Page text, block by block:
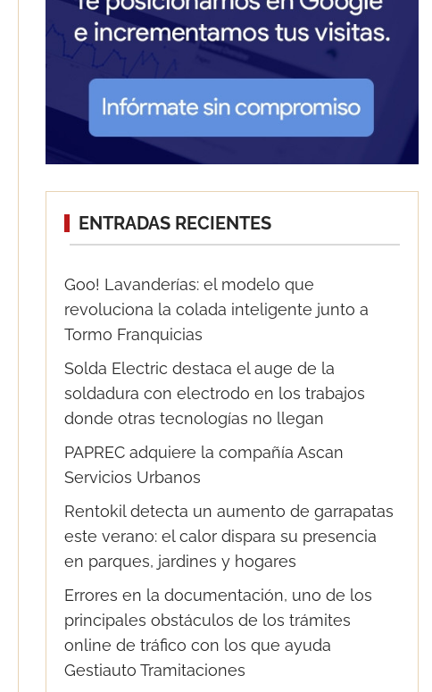
ENTRADAS RECIENTES
Goo! Lavanderías: el modelo que
revoluciona la colada inteligente junto a
Tormo Franquicias
Solda Electric destaca el auge de la
soldadura con electrodo en los trabajos
donde otras tecnologías no llegan
PAPREC adquiere la compañía Ascan
Servicios Urbanos
Rentokil detecta un aumento de garrapatas
este verano: el calor dispara su presencia
en parques, jardines y hogares
Errores en la documentación, uno de los
principales obstáculos de los trámites
online de tráfico con los que ayuda
Gestiauto Tramitaciones